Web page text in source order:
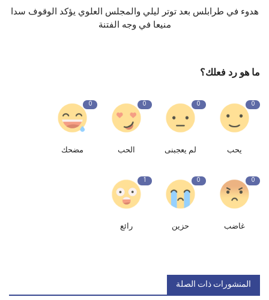
هدوء في طرابلس بعد توتر ليلي والمجلس العلوي يؤكد الوقوف سدا
منيعا في وجه الفتنة
ما هو رد فعلك؟
0
يحب
0
لم يعجبنى
0
الحب
0
مضحك
0
غاضب
0
حزين
1
رائع
المنشورات ذات الصلة